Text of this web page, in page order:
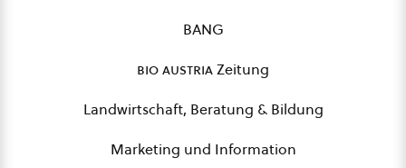
BANG
bio austriaZeitung
Landwirtschaft, Beratung & Bildung
Marketing und Information